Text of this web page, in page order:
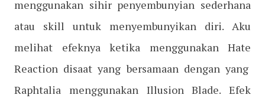
menggunakan sihir penyembunyian sederhana
atau skill untuk menyembunyikan diri. Aku
melihat efeknya ketika menggunakan Hate
Reaction disaat yang bersamaan dengan yang
Raphtalia menggunakan Illusion Blade. Efek